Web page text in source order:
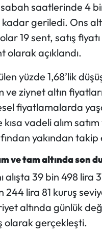
sabah saatlerinde 4
geriledi. Ons
19 sent, satış
olarak açıklandı.
yüzde 1,68’lik
ziynet altın
fiyatlamalarda
vadeli alım
yakından takip
ve tam altında son
alışta 39 bin 498 lira
244 lira 81 kuruş
altında günlük
olarak gerçekleşti.